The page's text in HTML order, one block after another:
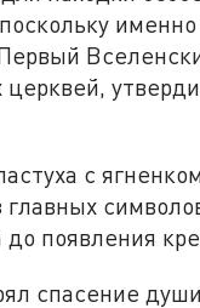
церквей,
с
до появления
спасение